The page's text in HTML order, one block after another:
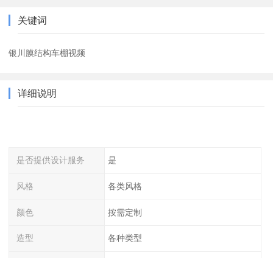
关键词
银川膜结构车棚视频
详细说明
是否提供设计服务 是
风格 各类风格
颜色 按需定制
造型 各种类型